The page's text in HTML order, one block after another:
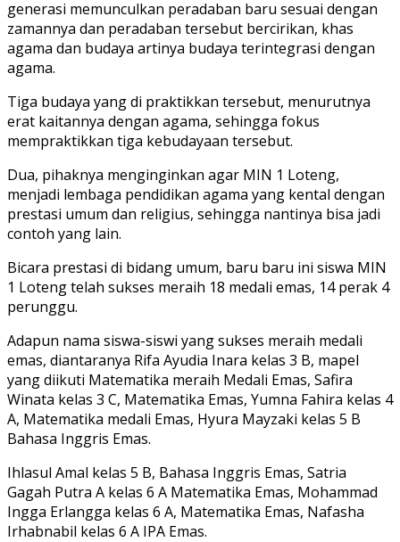
generasi memunculkan peradaban baru sesuai dengan
zamannya dan peradaban tersebut bercirikan, khas
agama dan budaya artinya budaya terintegrasi dengan
agama.
Tiga budaya yang di praktikkan tersebut, menurutnya
erat kaitannya dengan agama, sehingga fokus
mempraktikkan tiga kebudayaan tersebut.
Dua, pihaknya menginginkan agar MIN 1 Loteng,
menjadi lembaga pendidikan agama yang kental dengan
prestasi umum dan religius, sehingga nantinya bisa jadi
contoh yang lain.
Bicara prestasi di bidang umum, baru baru ini siswa MIN
1 Loteng telah sukses meraih 18 medali emas, 14 perak 4
perunggu.
Adapun nama siswa-siswi yang sukses meraih medali
emas, diantaranya Rifa Ayudia Inara kelas 3 B, mapel
yang diikuti Matematika meraih Medali Emas, Safira
Winata kelas 3 C, Matematika Emas, Yumna Fahira kelas 4
A, Matematika medali Emas, Hyura Mayzaki kelas 5 B
Bahasa Inggris Emas.
Ihlasul Amal kelas 5 B, Bahasa Inggris Emas, Satria
Gagah Putra A kelas 6 A Matematika Emas, Mohammad
Ingga Erlangga kelas 6 A, Matematika Emas, Nafasha
Irhabnabil kelas 6 A IPA Emas.